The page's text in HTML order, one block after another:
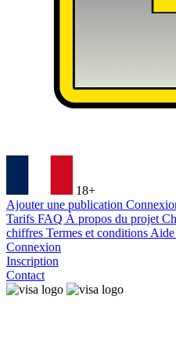
18+
Ajouter une publication
Tarifs FAQ À propos du projet
chiffres Termes et conditions Aide
Connexion
Inscription
Contact